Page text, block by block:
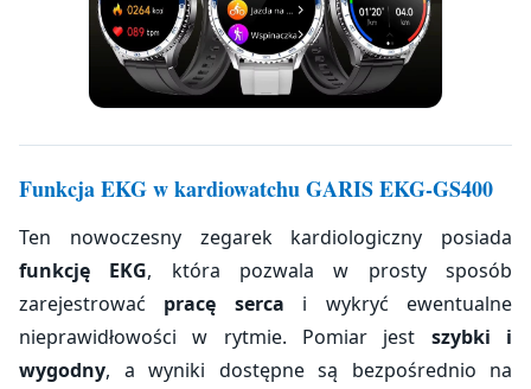
Funkcja EKG w kardiowatchu GARIS EKG-GS400
Ten nowoczesny zegarek kardiologiczny posiada
funkcję EKG, która pozwala w prosty sposób
zarejestrować pracę serca i wykryć ewentualne
nieprawidłowości w rytmie. Pomiar jest szybki i
wygodny, a wyniki dostępne są bezpośrednio na